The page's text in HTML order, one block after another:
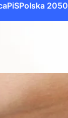
PiSPolska 2050